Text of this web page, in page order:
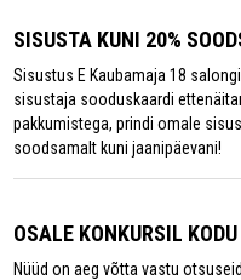
SISUSTA KUNI 20%
Sisustus E Kaubamaja 18
sisustaja sooduskaardi
pakkumistega, prindi omale
soodsamalt kuni jaanipäevani!
OSALE KONKURSIL
Nüüd on aeg võtta vastu